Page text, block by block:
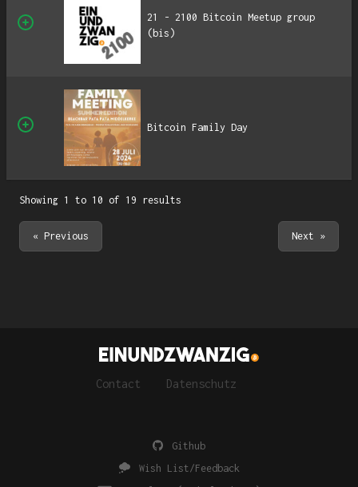
21 - 2100 Bitcoin Meetup group
(bis)
Bitcoin Family Day
Showing 1 to 10 of 19 results
« Previous Next »
Contact Datenschutz
Github
Wish List/Feedback